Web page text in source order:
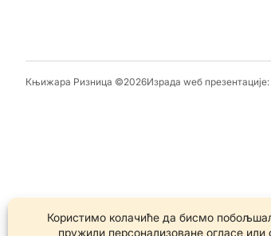
Књижара Ризница ©️2026Израда wеб презентације: